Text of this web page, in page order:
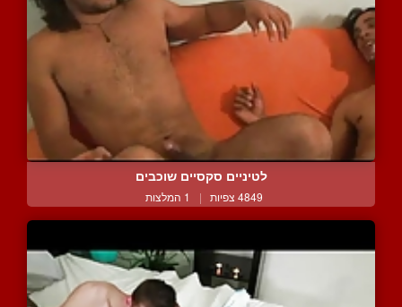
לטיניים סקסיים שוכבים
4849 צפיות | 1 המלצות